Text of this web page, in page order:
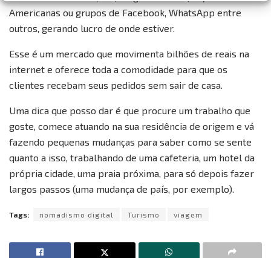
Americanas ou grupos de Facebook, WhatsApp entre
outros, gerando lucro de onde estiver.
Esse é um mercado que movimenta bilhões de reais na
internet e oferece toda a comodidade para que os
clientes recebam seus pedidos sem sair de casa.
Uma dica que posso dar é que procure um trabalho que
goste, comece atuando na sua residência de origem e vá
fazendo pequenas mudanças para saber como se sente
quanto a isso, trabalhando de uma cafeteria, um hotel da
própria cidade, uma praia próxima, para só depois fazer
largos passos (uma mudança de país, por exemplo).
Tags: nomadismo digital Turismo viagem